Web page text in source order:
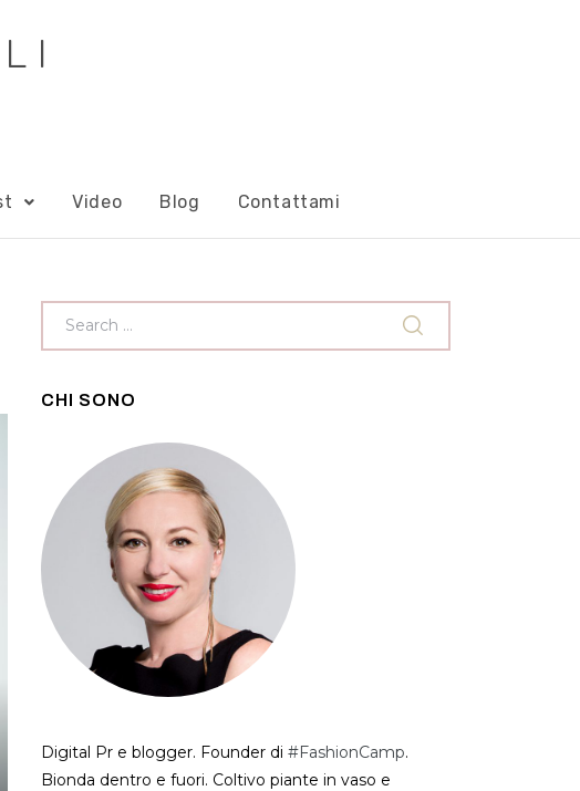
Video Blog Contattami
CHI SONO
Digital Pr e blogger. Founder di #FashionCamp.
Bionda dentro e fuori. Coltivo piante in vaso e